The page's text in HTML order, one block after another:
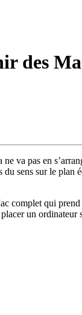
des
va pas en
sens sur le
complet qui
un ordinateur